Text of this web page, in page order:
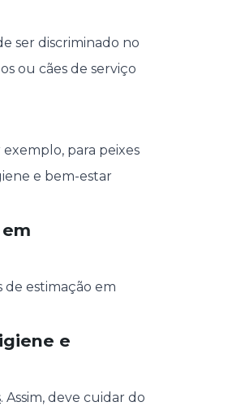
ser discriminado no
ou cães de serviço
para peixes
e bem-estar
estimação em
e
. Assim, deve cuidar do